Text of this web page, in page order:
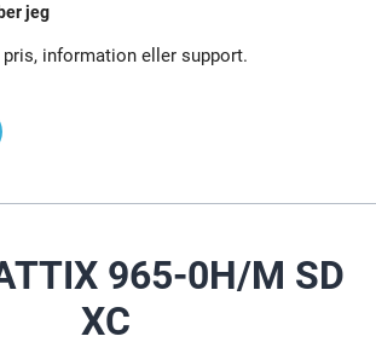
jeg
information eller support.
965-0H/M SD
XC